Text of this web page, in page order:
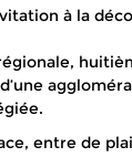
à la
entre de